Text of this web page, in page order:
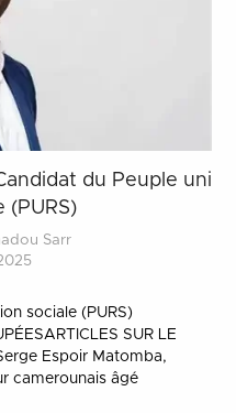
du Peuple uni
(PURS)
Sarr
sociale (PURS)
SUR LE
Espoir Matomba,
camerounais âgé